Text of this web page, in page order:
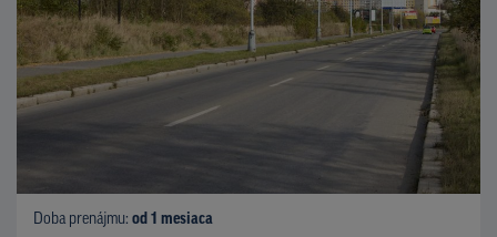
Doba prenájmu: od 1 mesiaca